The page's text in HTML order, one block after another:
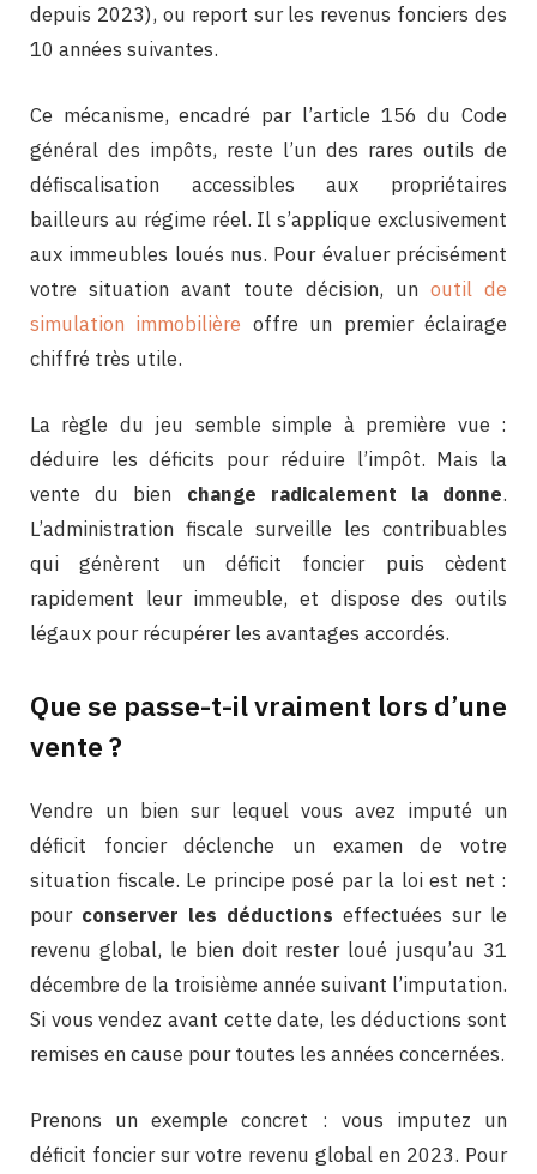
depuis 2023), ou report sur les revenus fonciers des
10 années suivantes.
Ce mécanisme, encadré par l’article 156 du Code
général des impôts, reste l’un des rares outils de
défiscalisation accessibles aux propriétaires
bailleurs au régime réel. Il s’applique exclusivement
aux immeubles loués nus. Pour évaluer précisément
votre situation avant toute décision, un outil de
simulation immobilière offre un premier éclairage
chiffré très utile.
La règle du jeu semble simple à première vue :
déduire les déficits pour réduire l’impôt. Mais la
vente du bien change radicalement la donne.
L’administration fiscale surveille les contribuables
qui génèrent un déficit foncier puis cèdent
rapidement leur immeuble, et dispose des outils
légaux pour récupérer les avantages accordés.
Que se passe-t-il vraiment lors d’une
vente ?
Vendre un bien sur lequel vous avez imputé un
déficit foncier déclenche un examen de votre
situation fiscale. Le principe posé par la loi est net :
pour conserver les déductions effectuées sur le
revenu global, le bien doit rester loué jusqu’au 31
décembre de la troisième année suivant l’imputation.
Si vous vendez avant cette date, les déductions sont
remises en cause pour toutes les années concernées.
Prenons un exemple concret : vous imputez un
déficit foncier sur votre revenu global en 2023. Pour